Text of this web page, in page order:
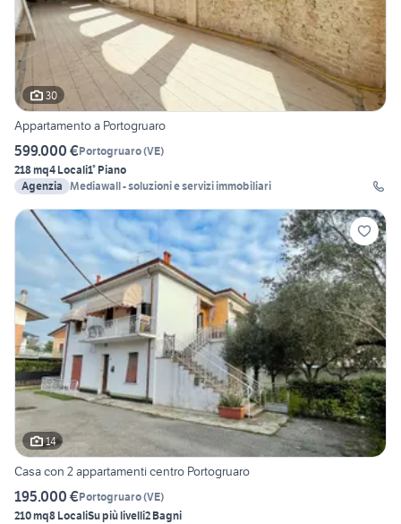
30
Appartamento a Portogruaro
599.000 €Portogruaro(VE)
218 mq4 Locali1° Piano
Agenzia Mediawall - soluzioni e servizi immobiliari
14
Casa con 2 appartamenti centro Portogruaro
195.000 €Portogruaro(VE)
210 mq8 LocaliSu più livelli2 Bagni